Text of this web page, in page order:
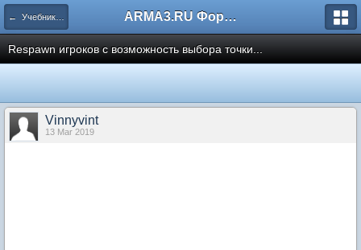
← Учебники и Справочники ARMA3.RU Форум
Respawn игроков с возможность выбора точки...
Vinnyvint
13 Mar 2019